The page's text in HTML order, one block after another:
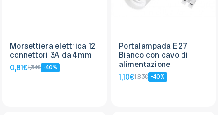
Morsettiera elettrica 12
connettori 3A da 4mm
0,81€1,34€ -40%
Portalampada E27
Bianco con cavo di
alimentazione
1,10€1,83€ -40%